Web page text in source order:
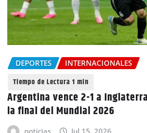
DEPORTES INTERNACIONALES
Argentina vence 2-1 a
la final del Mundial 2026
noticias Jul 15, 2026